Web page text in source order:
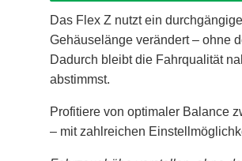
Das Flex Z nutzt ein
Gehäuselänge verändert – ohne
Dadurch bleibt die Fahrqualität
abstimmst.
Profitiere von optimaler Balance
– mit zahlreichen